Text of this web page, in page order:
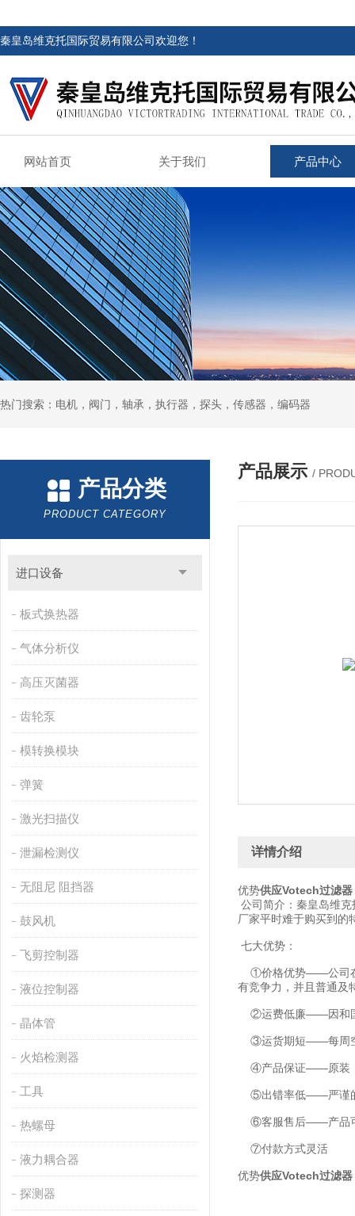
秦皇岛维克托国际贸易有限公司欢迎您！
网站首页 关于我们 产品中心
热门搜索：电机，阀门，轴承，执行器，探头，传感器，编码器
产品分类
PRODUCT CATEGORY
进口设备
板式换热器
气体分析仪
高压灭菌器
齿轮泵
模转换模块
弹簧
激光扫描仪
泄漏检测仪
无阻尼 阻挡器
鼓风机
飞剪控制器
液位控制器
晶体管
火焰检测器
工具
热螺母
液力耦合器
探测器
产品展示 /
详情介绍
优势供应Votech过滤器
公司简介：秦皇岛维
厂家平时难于购买到的
七大优势：
①价格优势——公司在
有竞争力，并且普通及
②运费低廉——因和国
③运货期短——每周空
④产品保证——原装
⑤出错率低——严谨的
⑥客服售后——产品可
⑦付款方式灵活
优势供应Votech过滤器